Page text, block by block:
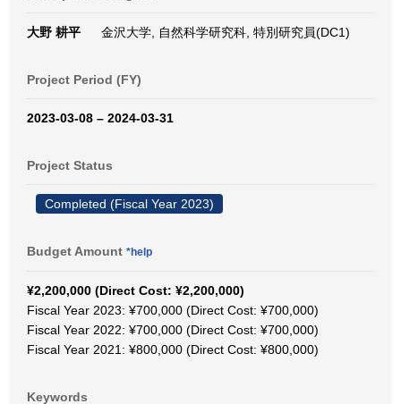
大野 耕平 金沢大学, 自然科学研究科, 特別研究員(DC1)
Project Period (FY)
2023-03-08 – 2024-03-31
Project Status
Completed (Fiscal Year 2023)
Budget Amount *help
¥2,200,000 (Direct Cost: ¥2,200,000)
Fiscal Year 2023: ¥700,000 (Direct Cost: ¥700,000)
Fiscal Year 2022: ¥700,000 (Direct Cost: ¥700,000)
Fiscal Year 2021: ¥800,000 (Direct Cost: ¥800,000)
Keywords